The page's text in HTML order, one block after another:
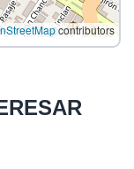
contributors